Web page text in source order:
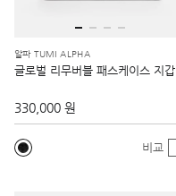
알파 TUMI ALPHA
글로벌 리무버블 패스케이스 지갑
330,000 원
비교